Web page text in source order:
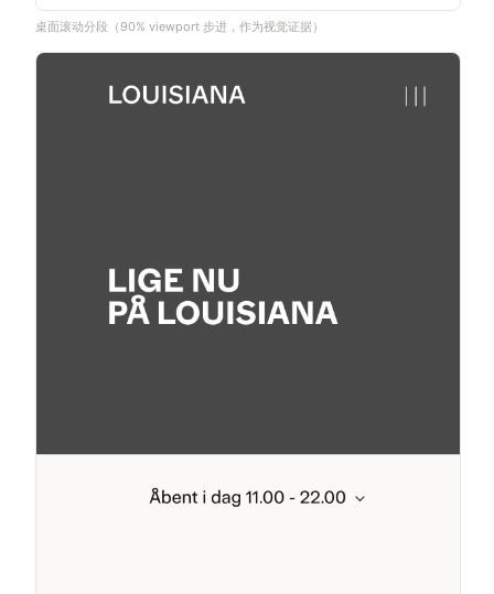
桌面滚动分段（90% viewport 步进，作为视觉证据）